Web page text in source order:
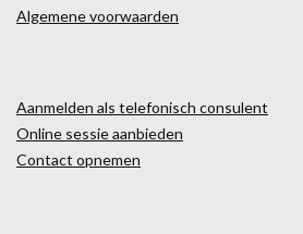
Algemene voorwaarden
Aanmelden als telefonisch consulent
Online sessie aanbieden
Contact opnemen